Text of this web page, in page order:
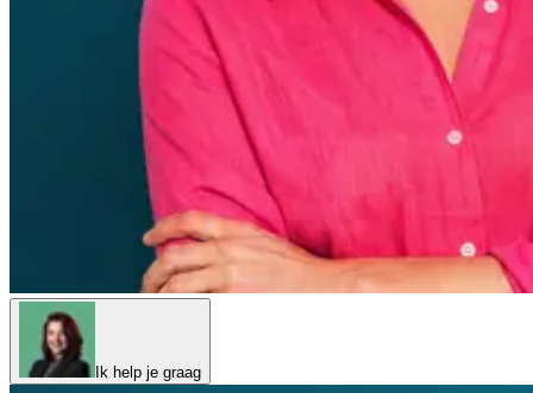
Ik help je graag